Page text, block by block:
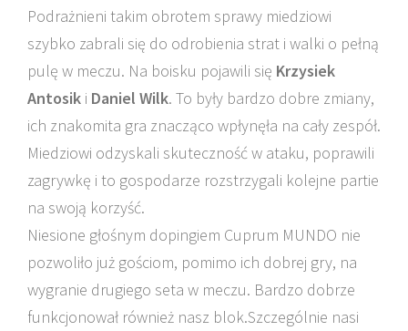
Podrażnieni takim obrotem sprawy miedziowi
szybko zabrali się do odrobienia strat i walki o pełną
pulę w meczu. Na boisku pojawili się Krzysiek
Antosik i Daniel Wilk. To były bardzo dobre zmiany,
ich znakomita gra znacząco wpłynęła na cały zespół.
Miedziowi odzyskali skuteczność w ataku, poprawili
zagrywkę i to gospodarze rozstrzygali kolejne partie
na swoją korzyść.
Niesione głośnym dopingiem Cuprum MUNDO nie
pozwoliło już gościom, pomimo ich dobrej gry, na
wygranie drugiego seta w meczu. Bardzo dobrze
funkcjonował również nasz blok.Szczególnie nasi